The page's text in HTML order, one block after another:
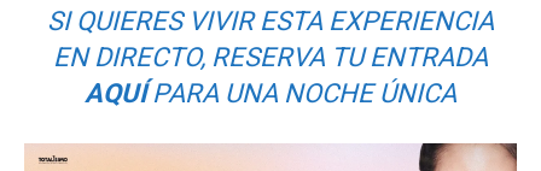
SI QUIERES VIVIR ESTA EXPERIENCIA
EN DIRECTO, RESERVA TU ENTRADA
AQUÍ PARA UNA NOCHE ÚNICA